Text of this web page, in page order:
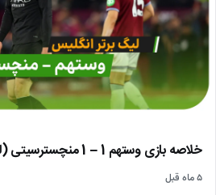
خلاصه بازی وستهم 1 – 1 منچسترسیتی (لیگ برتر انگلیس)
۵ ماه قبل